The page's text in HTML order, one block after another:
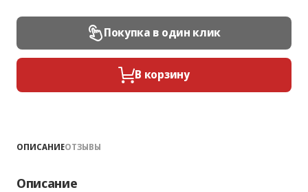
Покупка в один клик
В корзину
ОПИСАНИЕОТЗЫВЫ
Описание